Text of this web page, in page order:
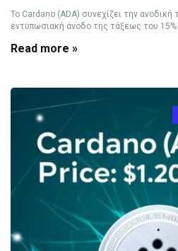
Το Cardano (ADA) συνεχίζει την ανοδική
εντυπωσιακή άνοδο της τάξεως του 15%
Read more »